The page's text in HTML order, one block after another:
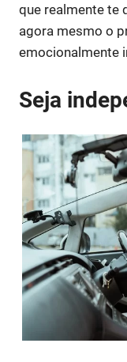
que realmente te
agora mesmo o
emocionalmente
Seja